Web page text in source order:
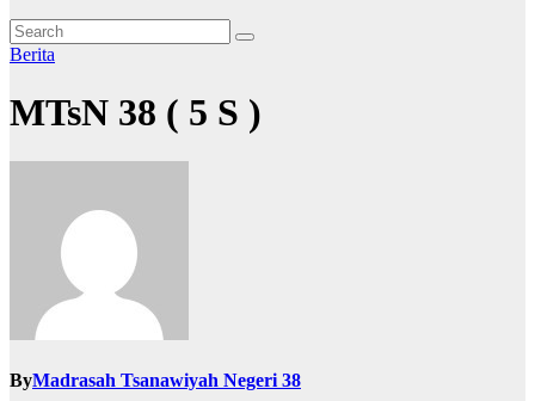
Berita
MTsN 38 ( 5 S )
ByMadrasah Tsanawiyah Negeri 38